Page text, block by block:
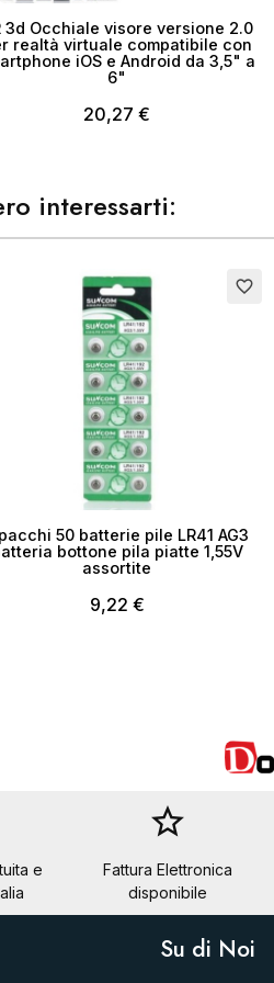
3d Occhiale visore versione 2.0
realtà virtuale compatibile con
iOS e Android da 3,5" a
6"
20,27 €
interessarti:
favorite_border
50 batterie pile LR41 AG3
bottone pila piatte 1,55V
assortite
9,22 €
e
star_border
Fattura Elettronica
disponibile
Su di Noi